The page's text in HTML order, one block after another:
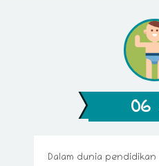
06
Dalam dunia